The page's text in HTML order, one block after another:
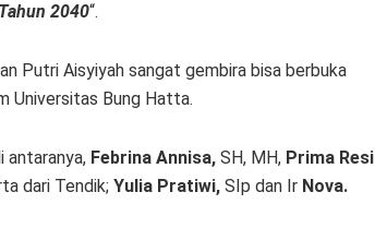
2040“.
Putri Aisyiyah sangat gembira bisa berbuka
Universitas Bung Hatta.
antaranya, Febrina Annisa, SH, MH, Prima Resi
dari Tendik; Yulia Pratiwi, SIp dan Ir Nova.